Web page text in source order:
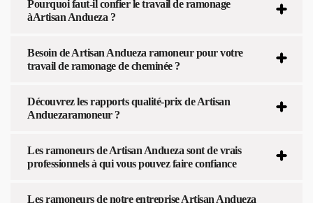
Pourquoi faut-il confier le travail de ramonage
àArtisan Andueza ?
Besoin de Artisan Andueza ramoneur pour votre
travail de ramonage de cheminée ?
Découvrez les rapports qualité-prix de Artisan
Anduezaramoneur ?
Les ramoneurs de Artisan Andueza sont de vrais
professionnels à qui vous pouvez faire confiance
Les ramoneurs de notre entreprise Artisan Andueza